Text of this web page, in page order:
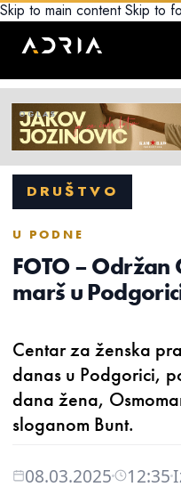
Skip to main content Skip to
DRUŠTVO
U PODNE
FOTO –
marš u
Centar za ženska
danas u Podgorici,
dana žena,
sloganom Bunt.
08.03.2025 12:35